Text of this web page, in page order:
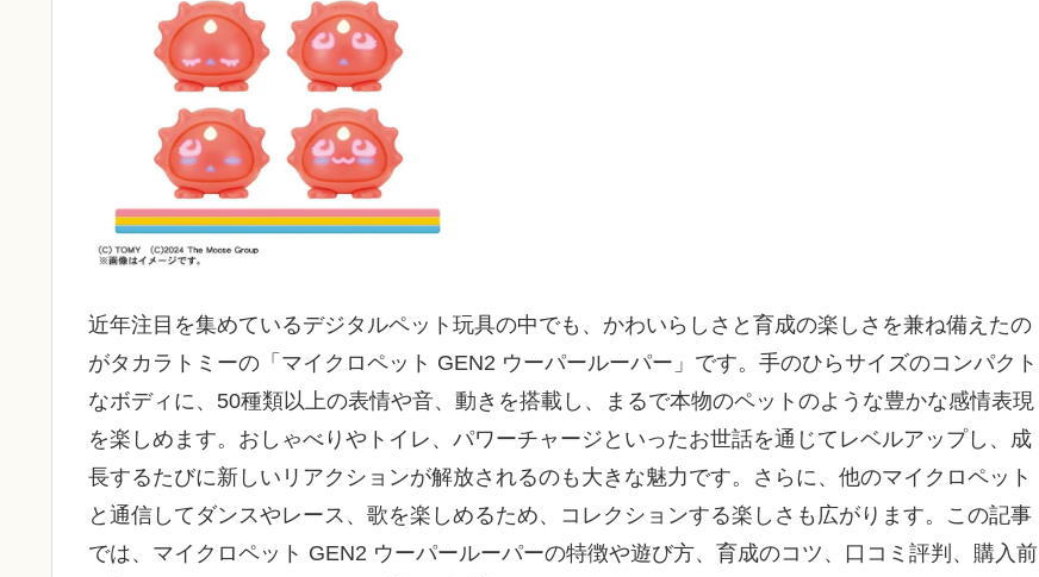
近年注目を集めているデジタルペット玩具の中でも、かわいらしさと育成の楽しさを兼ね備えたの
がタカラトミーの「マイクロペット GEN2 ウーパールーパー」です。手のひらサイズのコンパクト
なボディに、50種類以上の表情や音、動きを搭載し、まるで本物のペットのような豊かな感情表現
を楽しめます。おしゃべりやトイレ、パワーチャージといったお世話を通じてレベルアップし、成
長するたびに新しいリアクションが解放されるのも大きな魅力です。さらに、他のマイクロペット
と通信してダンスやレース、歌を楽しめるため、コレクションする楽しさも広がります。この記事
では、マイクロペット GEN2 ウーパールーパーの特徴や遊び方、育成のコツ、口コミ評判、購入前